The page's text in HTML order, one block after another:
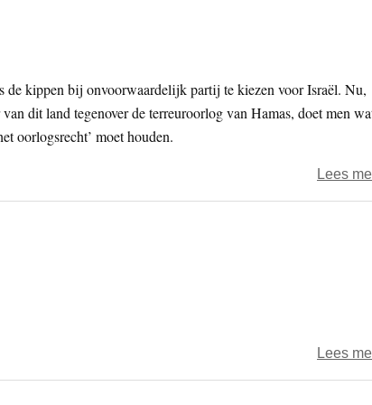
de kippen bij onvoorwaardelijk partij te kiezen voor Israël. Nu,
dit land tegenover de terreuroorlog van Hamas, doet men
oorlogsrecht’ moet houden.
Lees
Lees